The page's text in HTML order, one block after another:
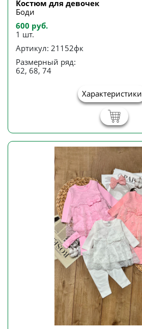
Костюм для девочек
Боди
600 руб.
1 шт.
Артикул: 21152фк
Размерный ряд:
62, 68, 74
Характеристики